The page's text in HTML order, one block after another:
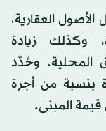
العقارية،
وكذلك زيادة
المحلية. وحُدّد
بنسبة من أجرة